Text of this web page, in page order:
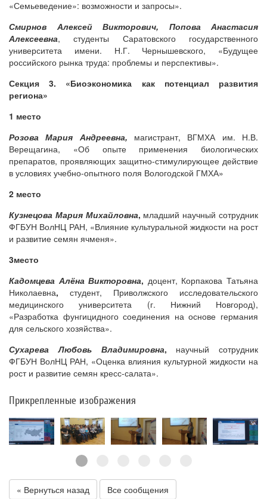
«Семьеведение»: возможности и запросы».
Смирнов Алексей Викторович, Попова Анастасия
Алексеевна, студенты Саратовского государственного
университета имени. Н.Г. Чернышевского, «Будущее
российского рынка труда: проблемы и перспективы».
Секция 3. «Биоэкономика как потенциал развития
региона»
1 место
Розова Мария Андреевна,
магистрант, ВГМХА им. Н.В.
Верещагина, «Об опыте применения биологических
препаратов, проявляющих защитно-стимулирующее действие
в условиях учебно-опытного поля Вологодской ГМХА»
2 место
Кузнецова Мария Михайловна, младший научный сотрудник
ФГБУН ВолНЦ РАН, «Влияние культуральной жидкости на рост
и развитие семян ячменя».
3место
Кадомцева Алёна Викторовна, доцент, Корпакова Татьяна
Николаевна, студент, Приволжского исследовательского
медицинского университета (г. Нижний Новгород),
«Разработка фунгицидного соединения на основе германия
для сельского хозяйства».
Сухарева Любовь Владимировна, научный сотрудник
ФГБУН ВолНЦ РАН, «Оценка влияния культурной жидкости на
рост и развитие семян кресс-салата».
Прикрепленные изображения
« Вернуться назад Все сообщения